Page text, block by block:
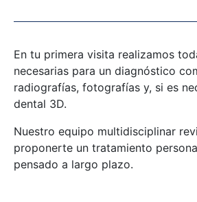
En tu primera visita realizamos
necesarias para un diagnóstico
radiografías, fotografías y, si es
dental 3D.
Nuestro equipo multidisciplinar
proponerte un tratamiento
pensado a largo plazo.